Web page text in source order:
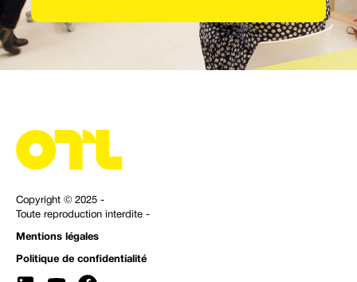
Copyright © 2025 -
Toute reproduction interdite -
Mentions légales
Politique de confidentialité